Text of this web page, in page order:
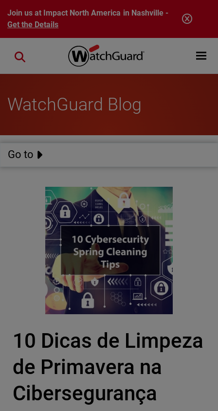
Skip to main content
Join us at Impact North America in Nashville -
Get the Details
Open
Close search
WatchGuard Blog
Go to
10 Dicas de Limpeza
de Primavera na
Cibersegurança